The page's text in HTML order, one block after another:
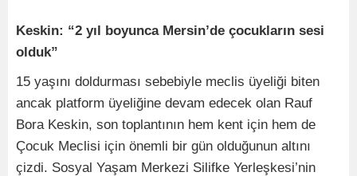
Keskin: “2 yıl boyunca Mersin’de çocukların sesi
olduk”
15 yaşını doldurması sebebiyle meclis üyeliği biten
ancak platform üyeliğine devam edecek olan Rauf
Bora Keskin, son toplantının hem kent için hem de
Çocuk Meclisi için önemli bir gün olduğunun altını
çizdi. Sosyal Yaşam Merkezi Silifke Yerleşkesi’nin